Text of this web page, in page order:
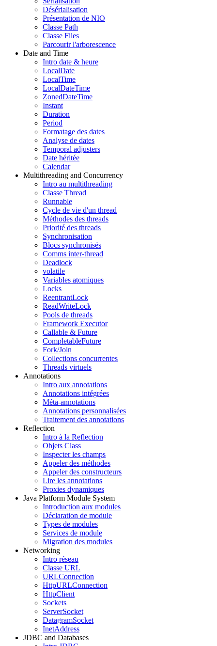
Désérialisation
Présentation de NIO
Classe Path
Classe Files
Parcourir l'arborescence
Date and Time
Intro date & heure
LocalDate
LocalTime
LocalDateTime
ZonedDateTime
Instant
Duration
Period
Formatage des dates
Analyse de dates
Temporal adjusters
Date héritée
Calendar
Multithreading and Concurrency
Intro au multithreading
Classe Thread
Runnable
Cycle de vie d'un thread
Méthodes des threads
Priorité des threads
Synchronisation
Blocs synchronisés
Comms inter-thread
Deadlock
volatile
Variables atomiques
Locks
ReentrantLock
ReadWriteLock
Pools de threads
Framework Executor
Callable & Future
CompletableFuture
Fork/Join
Collections concurrentes
Threads virtuels
Annotations
Intro aux annotations
Annotations intégrées
Méta-annotations
Annotations personnalisées
Traitement des annotations
Reflection
Intro à la Reflection
Objets Class
Inspecter les champs
Appeler des méthodes
Appeler des constructeurs
Lire les annotations
Proxies dynamiques
Java Platform Module System
Introduction aux modules
Déclaration de module
Types de modules
Services de module
Migration des modules
Networking
Intro réseau
Classe URL
URLConnection
HttpURLConnection
HttpClient
Sockets
ServerSocket
DatagramSocket
InetAddress
JDBC and Databases